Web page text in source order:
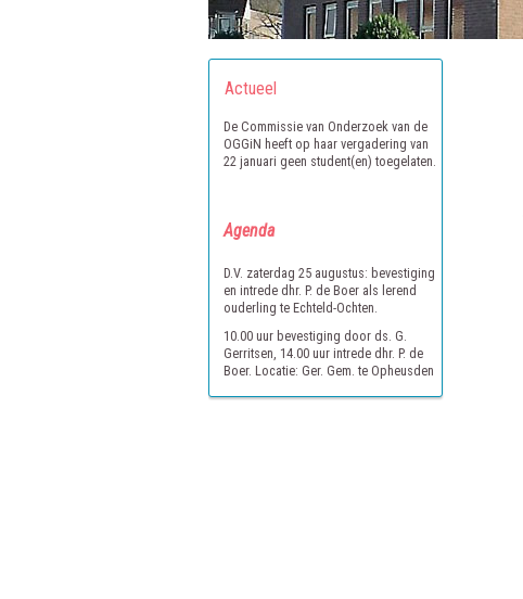
Actueel
De Commissie van Onderzoek van de
OGGiN heeft op haar vergadering van
22 januari geen student(en) toegelaten.
Agenda
D.V. zaterdag 25 augustus: bevestiging
en intrede dhr. P. de Boer als lerend
ouderling te Echteld-Ochten.
10.00 uur bevestiging door ds. G.
Gerritsen, 14.00 uur intrede dhr. P. de
Boer. Locatie: Ger. Gem. te Opheusden